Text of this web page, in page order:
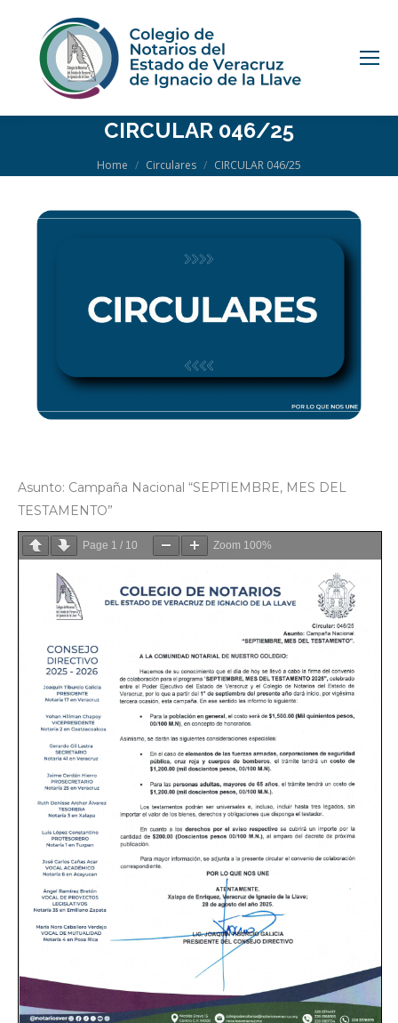
CIRCULAR 046/25
You are here:
Home Circulares CIRCULAR 046/25
Asunto: Campaña Nacional “SEPTIEMBRE, MES DEL
TESTAMENTO”
Page 1 / 10 Zoom 100%